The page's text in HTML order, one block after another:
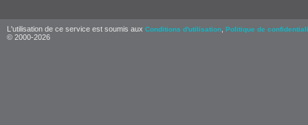
L'utilisation de ce service est soumis aux Conditions d'utilisation Politique de
© 2000-2026